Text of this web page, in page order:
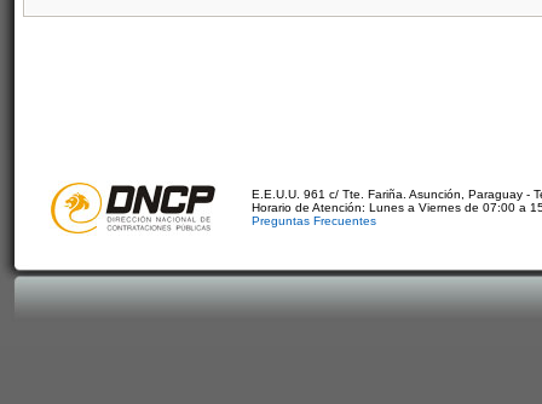
E.E.U.U. 961 c/ Tte. Fariña. Asunción, Paraguay -
Horario de Atención: Lunes a Viernes de 07:00 a
Preguntas Frecuentes